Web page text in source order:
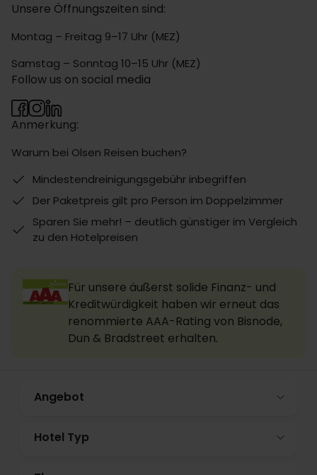
Unsere Öffnungszeiten sind:
Montag – Freitag 9–17 Uhr (MEZ)
Samstag – Sonntag 10–15 Uhr (MEZ)
Anmerkung:
Warum bei Olsen Reisen buchen?
Mindestendreinigungsgebühr inbegriffen
Der Paketpreis gilt pro Person im Doppelzimmer
Sparen Sie mehr! – deutlich günstiger im Vergleich
zu den Hotelpreisen
Follow us on social media
Für unsere äußerst solide Finanz- und
Kreditwürdigkeit haben wir erneut das
renommierte AAA-Rating von Bisnode,
Dun & Bradstreet erhalten.
Angebot
Hotel Typ